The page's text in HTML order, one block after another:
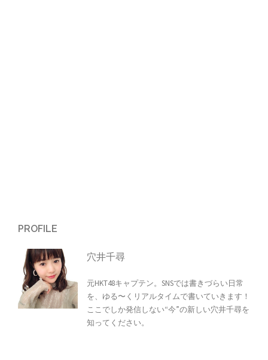
PROFILE
穴井千尋
元HKT48キャプテン。SNSでは書きづらい日常
を、ゆる〜くリアルタイムで書いていきます！
ここでしか発信しない“今”の新しい穴井千尋を
知ってください。